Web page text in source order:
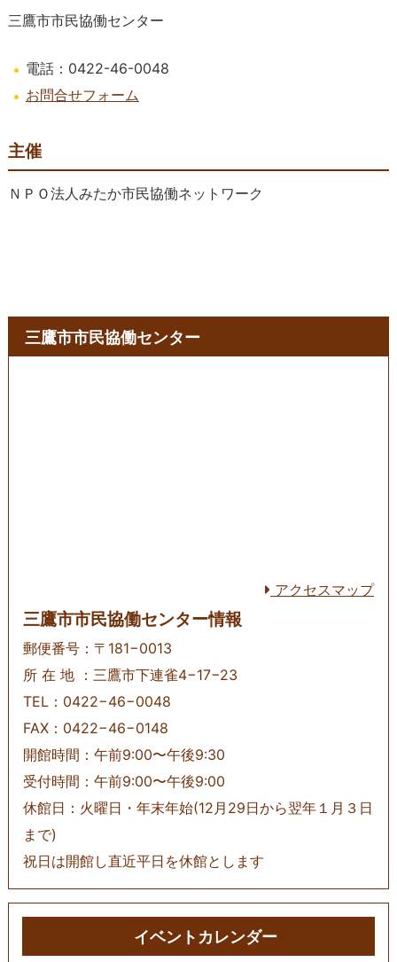
三鷹市市民協働センター
電話：0422-46-0048
お問合せフォーム
主催
ＮＰＯ法人みたか市民協働ネットワーク
三鷹市市民協働センター
アクセスマップ
三鷹市市民協働センター情報
郵便番号：〒181−0013
所 在 地 ：三鷹市下連雀4−17−23
TEL：0422−46−0048
FAX：0422−46−0148
開館時間：午前9:00〜午後9:30
受付時間：午前9:00〜午後9:00
休館日：火曜日・年末年始(12月29日から翌年１月３日
まで)
祝日は開館し直近平日を休館とします
イベントカレンダー